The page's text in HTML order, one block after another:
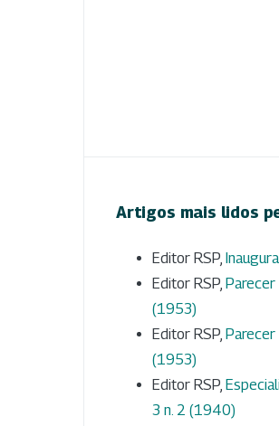
Artigos mais lidos
Editor RSP,
Editor RSP,
(1953)
Editor RSP,
(1953)
Editor RSP,
3 n. 2 (1940)